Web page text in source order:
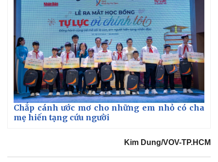
Chắp cánh ước mơ cho những em nhỏ có cha
mẹ hiến tạng cứu người
Kim Dung/VOV-TP.HCM